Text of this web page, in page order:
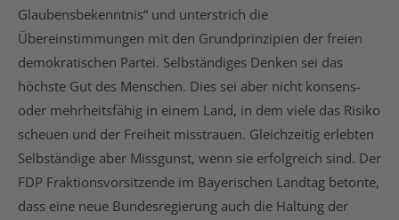
Glaubensbekenntnis“ und unterstrich die
Übereinstimmungen mit den Grundprinzipien der freien
demokratischen Partei. Selbständiges Denken sei das
höchste Gut des Menschen. Dies sei aber nicht konsens-
oder mehrheitsfähig in einem Land, in dem viele das Risiko
scheuen und der Freiheit misstrauen. Gleichzeitig erlebten
Selbständige aber Missgunst, wenn sie erfolgreich sind. Der
FDP Fraktionsvorsitzende im Bayerischen Landtag betonte,
dass eine neue Bundesregierung auch die Haltung der